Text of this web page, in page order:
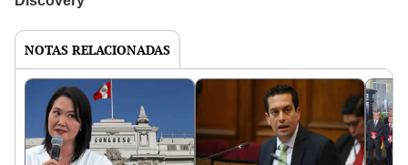
NOTAS RELACIONADAS